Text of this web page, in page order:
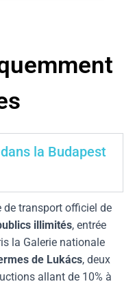
la Budapest
de transport officiel de
illimités, entrée
la Galerie nationale
de Lukács, deux
allant de 10% à